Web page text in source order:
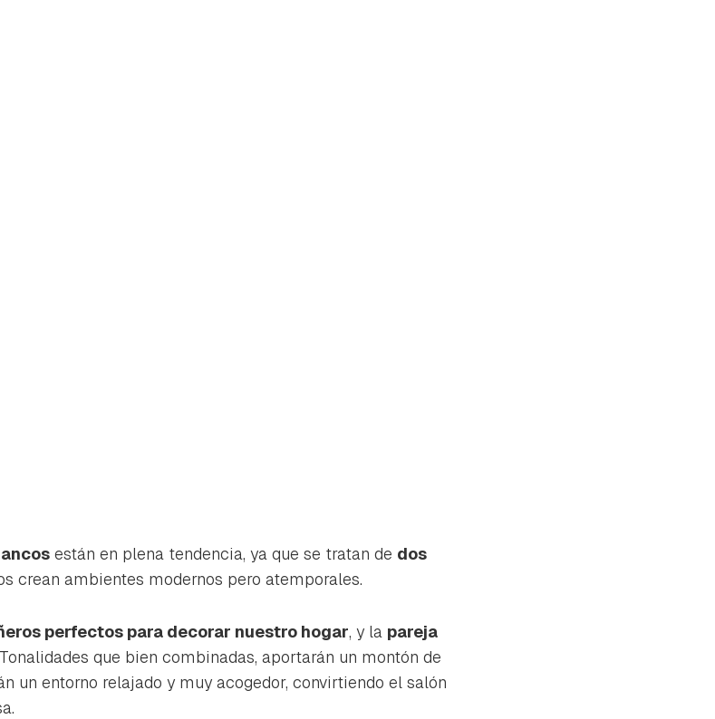
favorito
están en plena tendencia, ya que se tratan de dos
crean ambientes modernos pero atemporales.
perfectos para decorar nuestro hogar, y la pareja
que bien combinadas, aportarán un montón de
un entorno relajado y muy acogedor, convirtiendo el salón
enviado